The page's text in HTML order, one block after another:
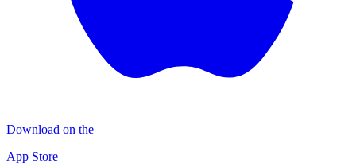
Download on the
App Store